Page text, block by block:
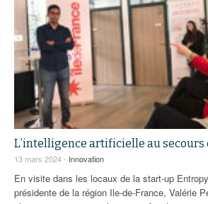
L’intelligence artificielle au
13 mars 2024 - Innovation
En visite dans les locaux de la start-up
présidente de la région Ile-de-France, Valérie